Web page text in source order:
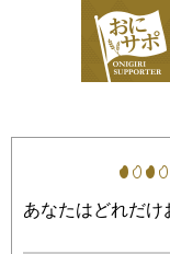
あなたはどれだけ